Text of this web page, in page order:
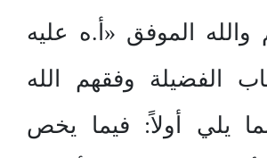
والله الموفق «أ.ه عليه
الفضيلة وفقهم الله
يلي أولاً: فيما يخص